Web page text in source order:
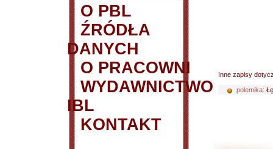
O PBL
ŹRÓDŁA
DANYCH
O PRACOWNI
WYDAWNICTWO
IBL
KONTAKT
Inne zapisy
polemika: